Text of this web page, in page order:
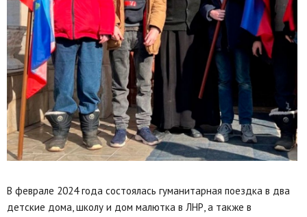
В феврале 2024 года состоялась гуманитарная поездка в два
детские дома, школу и дом малютка в ЛНР, а также в